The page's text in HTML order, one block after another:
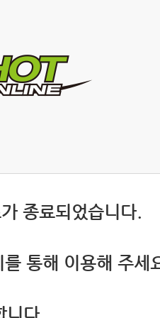
종료되었습니다.
통해 이용해 주세